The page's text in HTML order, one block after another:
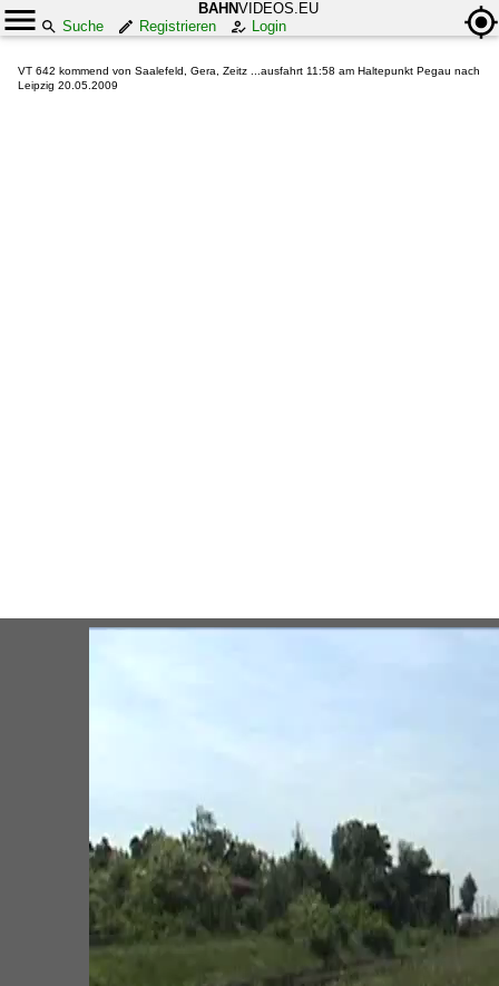
BAHNVIDEOS.EU
Suche
Registrieren Login
VT 642 kommend von Saalefeld, Gera, Zeitz ...ausfahrt 11:58 am Haltepunkt Pegau nach
Leipzig 20.05.2009